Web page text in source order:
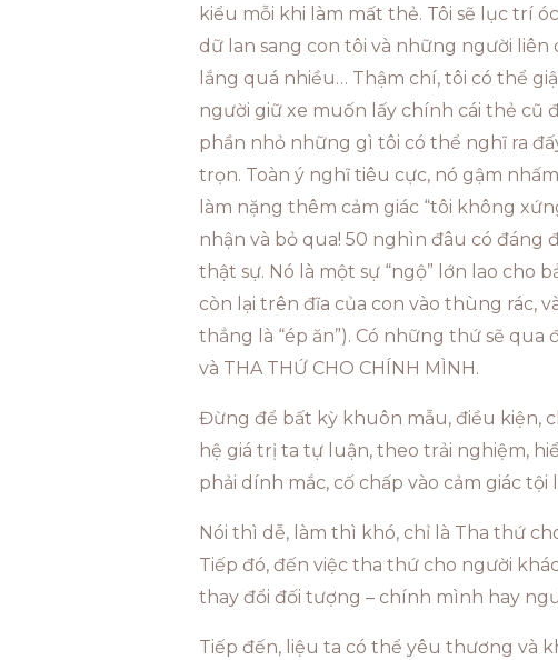
kiểu mỗi khi làm mất thẻ. Tôi sẽ lục trí
dữ lan sang con tôi và những người liên
lắng quá nhiều… Thậm chí, tôi có thể
người giữ xe muốn lấy chính cái thẻ cũ
phần nhỏ những gì tôi có thể nghĩ ra
trọn. Toàn ý nghĩ tiêu cực, nó gậm
làm nặng thêm cảm giác “tôi không
nhận và bỏ qua! 50 nghìn đâu có đáng
thật sự. Nó là một sự “ngộ” lớn lao cho
còn lại trên đĩa của con vào thùng rác,
thẳng là “ép ăn”). Có những thứ sẽ
và THA THỨ CHO CHÍNH MÌNH.
Đừng để bất kỳ khuôn mẫu, điều kiện,
hệ giá trị ta tự luận, theo trải nghiệm,
phải dính mắc, cố chấp vào cảm giác
Nói thì dễ, làm thì khó, chỉ là Tha thứ
Tiếp đó, đến việc tha thứ cho người
thay đổi đối tượng – chính mình hay
Tiếp đến, liệu ta có thể yêu thương và